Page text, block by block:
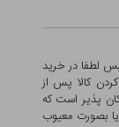
لطفا در خرید
کالا پس از
پذیر است که
بصورت معيوب